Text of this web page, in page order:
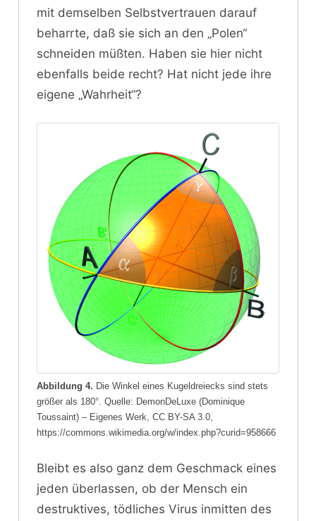
mit demselben Selbstvertrauen darauf
beharrte, daß sie sich an den „Polen“
schneiden müßten. Haben sie hier nicht
ebenfalls beide recht? Hat nicht jede ihre
eigene „Wahrheit“?
Abbildung 4. Die Winkel eines Kugeldreiecks sind stets
größer als 180°. Quelle: DemonDeLuxe (Dominique
Toussaint) – Eigenes Werk, CC BY-SA 3.0,
https://commons.wikimedia.org/w/index.php?curid=958666
Bleibt es also ganz dem Geschmack eines
jeden überlassen, ob der Mensch ein
destruktives, tödliches Virus inmitten des